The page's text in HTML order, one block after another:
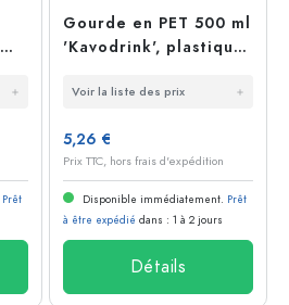
Prêt
Gourde en PET 500 ml
'Kavodrink', plastique,
Voir la liste des prix
5,26 €
Prix TTC, hors frais d'expédition
Disponible immédiatement. Prêt
à être expédié dans : 1 à 2 jours
Détails